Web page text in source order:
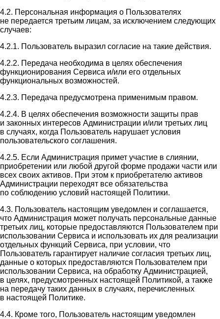
4.2. Персональная информация о Пользователях
не передается третьим лицам, за исключением следующих
случаев:
4.2.1. Пользователь выразил согласие на такие действия.
4.2.2. Передача необходима в целях обеспечения
функционирования Сервиса и/или его отдельных
функциональных возможностей.
4.2.3. Передача предусмотрена применимым правом.
4.2.4. В целях обеспечения возможности защиты прав
и законных интересов Администрации и/или третьих лиц
в случаях, когда Пользователь нарушает условия
пользовательского соглашения.
4.2.5. Если Администрация примет участие в слиянии,
приобретении или любой другой форме продажи части или
всех своих активов. При этом к приобретателю активов
Администрации переходят все обязательства
по соблюдению условий настоящей Политики.
4.3. Пользователь настоящим уведомлен и соглашается,
что Администрация может получать персональные данные
третьих лиц, которые предоставляются Пользователем при
использовании Сервиса и использовать их для реализации
отдельных функций Сервиса, при условии, что
Пользователь гарантирует наличие согласия третьих лиц,
данные о которых предоставляются Пользователем при
использовании Сервиса, на обработку Администрацией,
в целях, предусмотренных настоящей Политикой, а также
на передачу таких данных в случаях, перечисленных
в настоящей Политике.
4.4. Кроме того, Пользователь настоящим уведомлен